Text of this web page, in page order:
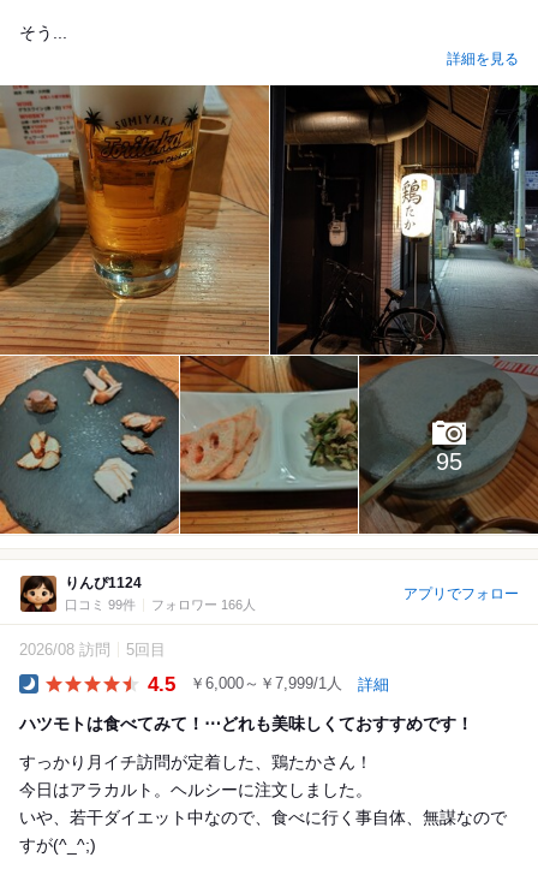
そう...
詳細を見る
95
りんぴ1124
口コミ 99件 フォロワー 166人
アプリでフォロー
2026/08 訪問 5回目
4.5 ￥6,000～￥7,999/1人 詳細
ハツモトは食べてみて！⋯どれも美味しくておすすめです！
すっかり月イチ訪問が定着した、鶏たかさん！
今日はアラカルト。ヘルシーに注文しました。
いや、若干ダイエット中なので、食べに行く事自体、無謀なので
すが(^_^;)